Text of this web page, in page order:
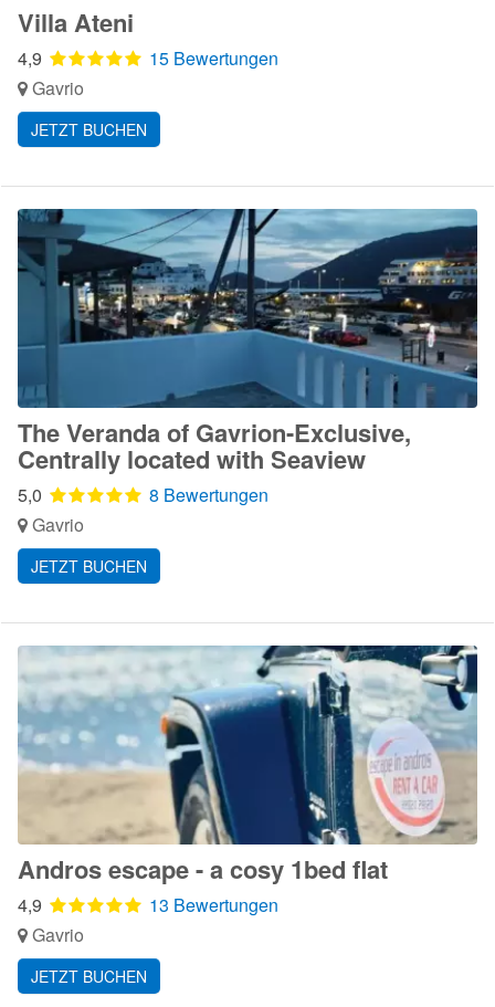
Villa Ateni
4,9
15 Bewertungen
Gavrio
JETZT BUCHEN
The Veranda of Gavrion-Exclusive,
Centrally located with Seaview
5,0
8 Bewertungen
Gavrio
JETZT BUCHEN
Andros escape - a cosy 1bed flat
4,9
13 Bewertungen
Gavrio
JETZT BUCHEN